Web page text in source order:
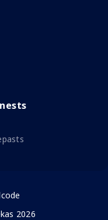
2026